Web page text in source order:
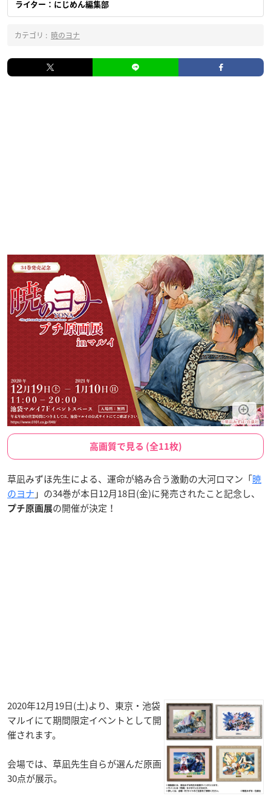
ライター：にじめん編集部
カテゴリ : 暁のヨナ
高画質で見る (全11枚)
草凪みずほ先生による、運命が絡み合う激動の大河ロマン「暁
のヨナ 」の34巻が本日12月18日(金)に発売されたこと記念し、
プチ原画展の開催が決定！
2020年12月19日(土)より、東京・池袋
マルイにて期間限定イベントとして開
催されます。
会場では、草凪先生自らが選んだ原画
30点が展示。